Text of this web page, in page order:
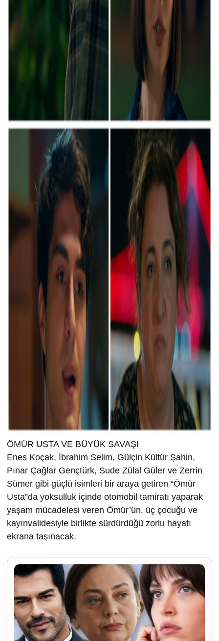
ÖMÜR USTA VE BÜYÜK SAVAŞI
Enes Koçak, İbrahim Selim, Gülçin Kültür Şahin,
Pınar Çağlar Gençtürk, Sude Zülal Güler ve Zerrin
Sümer gibi güçlü isimleri bir araya getiren “Ömür
Usta”da yoksulluk içinde otomobil tamiratı yaparak
yaşam mücadelesi veren Ömür’ün, üç çocuğu ve
kayınvalidesiyle birlikte sürdürdüğü zorlu hayatı
ekrana taşınacak.